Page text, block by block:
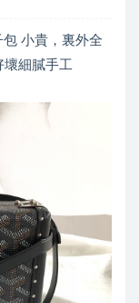
小貴，裏外全
壞細膩手工